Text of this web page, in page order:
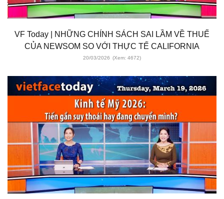
VF Today | NHỮNG CHÍNH SÁCH SAI LẦM VỀ THUẾ
CỦA NEWSOM SO VỚI THỰC TẾ CALIFORNIA
20/03/2026 (Xem: 4672)